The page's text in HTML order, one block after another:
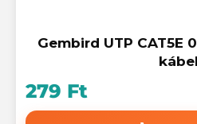
Gembird UTP CAT5E
kábel
279 Ft